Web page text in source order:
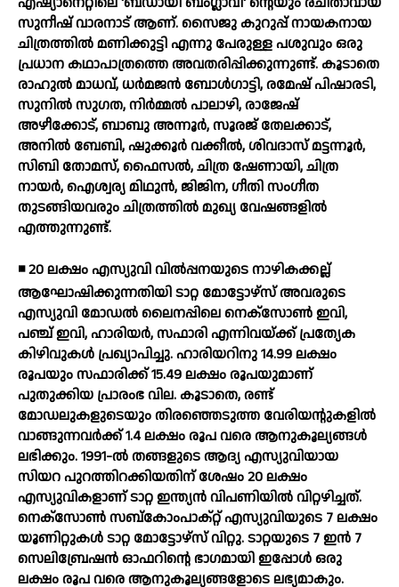
സുനീഷ് വാരനാട് ആണ്. സൈജു കുറുപ്പ് നായകനായ
ചിത്രത്തില്‍ മണിക്കുട്ടി എന്നു പേരുള്ള പശുവും ഒരു
പ്രധാന കഥാപാത്രത്തെ അവതരിപ്പിക്കുന്നുണ്ട്. കൂടാതെ
രാഹുല്‍ മാധവ്, ധര്‍മജന്‍ ബോള്‍ഗാട്ടി, രമേഷ് പിഷാരടി,
സുനില്‍ സുഗത, നിര്‍മ്മല്‍ പാലാഴി, രാജേഷ്
അഴീക്കോട്, ബാബു അന്നൂര്‍, സൂരജ് തേലക്കാട്,
അനില്‍ ബേബി, ഷുക്കൂര്‍ വക്കീല്‍, ശിവദാസ് മട്ടന്നൂര്‍,
സിബി തോമസ്, ഫൈസല്‍, ചിത്ര ഷേണായി, ചിത്ര
നായര്‍, ഐശ്വര്യ മിഥുന്‍, ജിജിന, ഗീതി സംഗീത
തുടങ്ങിയവരും ചിത്രത്തില്‍ മുഖ്യ വേഷങ്ങളില്‍
എത്തുന്നുണ്ട്.
◾ 20 ലക്ഷം എസ്യുവി വില്‍പ്പനയുടെ നാഴികക്കല്ല്
ആഘോഷിക്കുന്നതിയി ടാറ്റ മോട്ടോഴ്‌സ് അവരുടെ
എസ്യുവി മോഡല്‍ ലൈനപ്പിലെ നെക്‌സോണ്‍ ഇവി,
പഞ്ച് ഇവി, ഹാരിയര്‍, സഫാരി എന്നിവയ്ക്ക് പ്രത്യേക
കിഴിവുകള്‍ പ്രഖ്യാപിച്ചു. ഹാരിയറിനു 14.99 ലക്ഷം
രൂപയും സഫാരിക്ക് 15.49 ലക്ഷം രൂപയുമാണ്
പുതുക്കിയ പ്രാരംഭ വില. കൂടാതെ, രണ്ട്
മോഡലുകളുടെയും തിരഞ്ഞെടുത്ത വേരിയന്റുകളില്‍
വാങ്ങുന്നവര്‍ക്ക് 1.4 ലക്ഷം രൂപ വരെ ആനുകൂല്യങ്ങള്‍
ലഭിക്കും. 1991-ല്‍ തങ്ങളുടെ ആദ്യ എസ്യുവിയായ
സിയറ പുറത്തിറക്കിയതിന് ശേഷം 20 ലക്ഷം
എസ്യുവികളാണ് ടാറ്റ ഇന്ത്യന്‍ വിപണിയില്‍ വിറ്റഴിച്ചത്.
നെക്‌സോണ്‍ സബ്‌കോംപാക്റ്റ് എസ്യുവിയുടെ 7 ലക്ഷം
യൂണിറ്റുകള്‍ ടാറ്റ മോട്ടോഴ്‌സ് വിറ്റു. ടാറ്റയുടെ 7 ഇന്‍ 7
സെലിബ്രേഷന്‍ ഓഫറിന്റെ ഭാഗമായി ഇപ്പോള്‍ ഒരു
ലക്ഷം രൂപ വരെ ആനുകൂല്യങ്ങളോടെ ലഭ്യമാകും.